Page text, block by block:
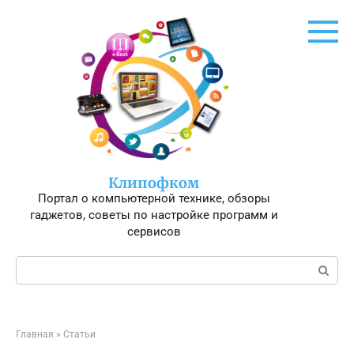
Клипофком
Портал о компьютерной технике, обзоры
гаджетов, советы по настройке программ и
сервисов
Поиск:
Главная » Статьи